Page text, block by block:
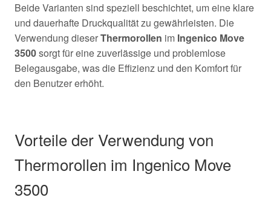
Beide Varianten sind speziell beschichtet, um eine klare
und dauerhafte Druckqualität zu gewährleisten. Die
Verwendung dieserThermorollen im Ingenico Move
3500sorgt für eine zuverlässige und problemlose
Belegausgabe, was die Effizienz und den Komfort für
den Benutzer erhöht.
Vorteile der Verwendung von
Thermorollen im Ingenico Move
3500